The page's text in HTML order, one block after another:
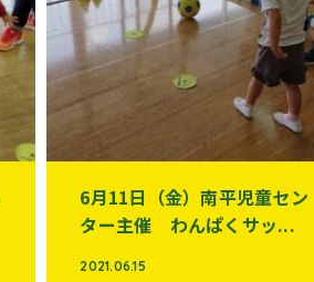
6月11日（金）南平児童セン
ター主催 わんぱくサッ...
2021.06.15